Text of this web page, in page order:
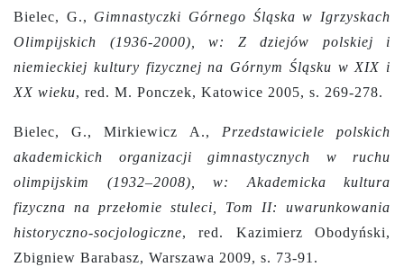
Bielec, G., Gimnastyczki Górnego Śląska w Igrzyskach
Olimpijskich (1936-2000), w: Z dziejów polskiej i
niemieckiej kultury fizycznej na Górnym Śląsku w XIX i
XX wieku, red. M. Ponczek, Katowice 2005, s. 269-278.
Bielec, G., Mirkiewicz A., Przedstawiciele polskich
akademickich organizacji gimnastycznych w ruchu
olimpijskim (1932–2008), w: Akademicka kultura
fizyczna na przełomie stuleci, Tom II: uwarunkowania
historyczno-socjologiczne,
red. Kazimierz Obodyński,
Zbigniew Barabasz, Warszawa 2009, s. 73-91.